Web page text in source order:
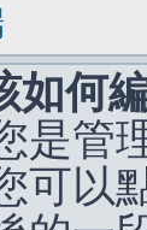
如何
是管
可以